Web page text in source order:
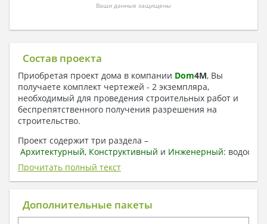
Ваши данные защищены
Состав проекта
Приобретая проект дома в компании Dom4M, Вы
получаете комплект чертежей - 2 экземпляра,
необходимый для проведения строительных работ и
беспрепятственного получения разрешения на
строительство.
Проект содержит три раздела –
Архитектурный, Конструктивный и Инженерный:
отопление, вентиляция, канализация,
электроснабжение (приобретается за дополнительную
плату) + Пояснительная записка.
1. Архитектурный раздел:
Прочитать полный текст
Дополнительные пакеты